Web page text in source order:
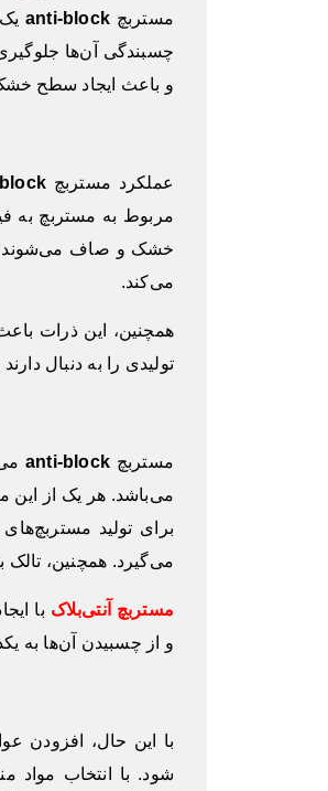
مستربچ anti-blockیک
چسبندگی آن‌ها
و باعث ایجاد سطح
عملکرد مستربچ
مربوط به مستربچ به
خشک و صاف می‌شوند که
می‌کند.
همچنین، این ذرات
تولیدی را به دنبال
مستربچanti-block
می‌باشد. هر یک از این
برای تولید
می‌گیرد. همچنین،
مستربچ آنتی‌بلاک با
و از چسبیدن آن‌ها به
با این حال، افزودن
شود. با انتخاب مواد